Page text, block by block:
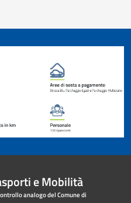
e Mobilità
analogo del Comune di